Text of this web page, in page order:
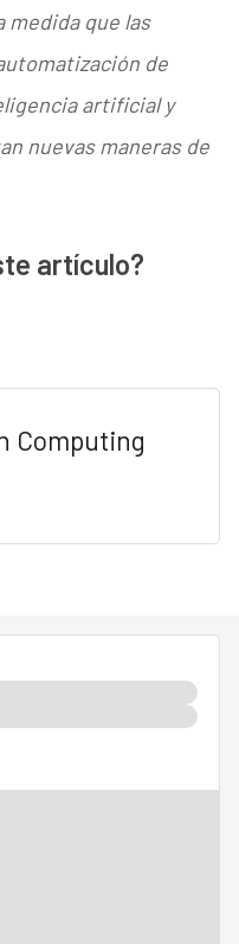
medida que las
de
artificial y
nuevas maneras de
artículo?
Computing